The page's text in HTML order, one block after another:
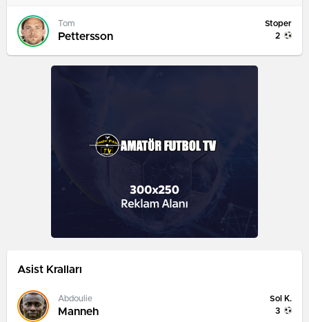
Tom
Pettersson
Stoper
2
Asist Kralları
Abdoulie
Manneh
Sol K.
3